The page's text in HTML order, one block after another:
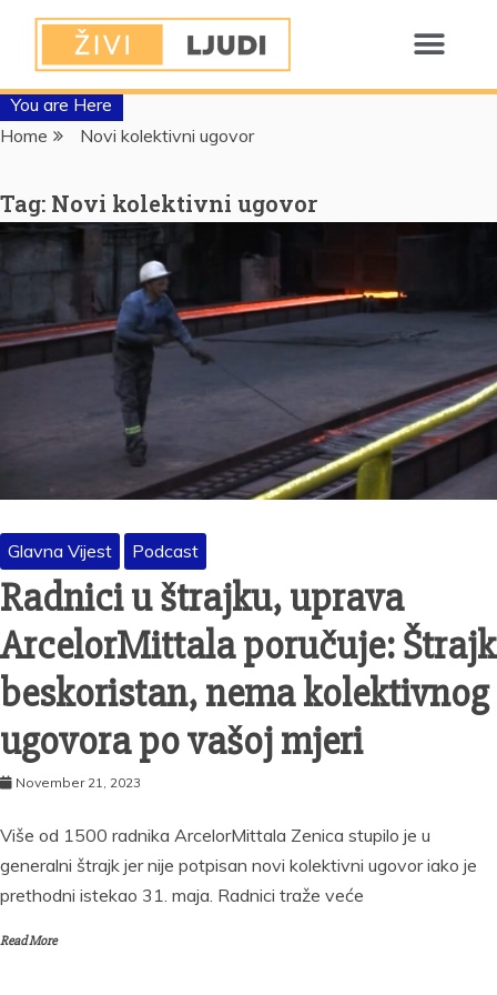
You are Here
Home
Novi kolektivni ugovor
Tag: Novi kolektivni ugovor
Glavna Vijest Podcast
Radnici u štrajku, uprava
ArcelorMittala poručuje: Štrajk
beskoristan, nema kolektivnog
ugovora po vašoj mjeri
November 21, 2023
Više od 1500 radnika ArcelorMittala Zenica stupilo je u
generalni štrajk jer nije potpisan novi kolektivni ugovor iako je
prethodni istekao 31. maja. Radnici traže veće
Read More